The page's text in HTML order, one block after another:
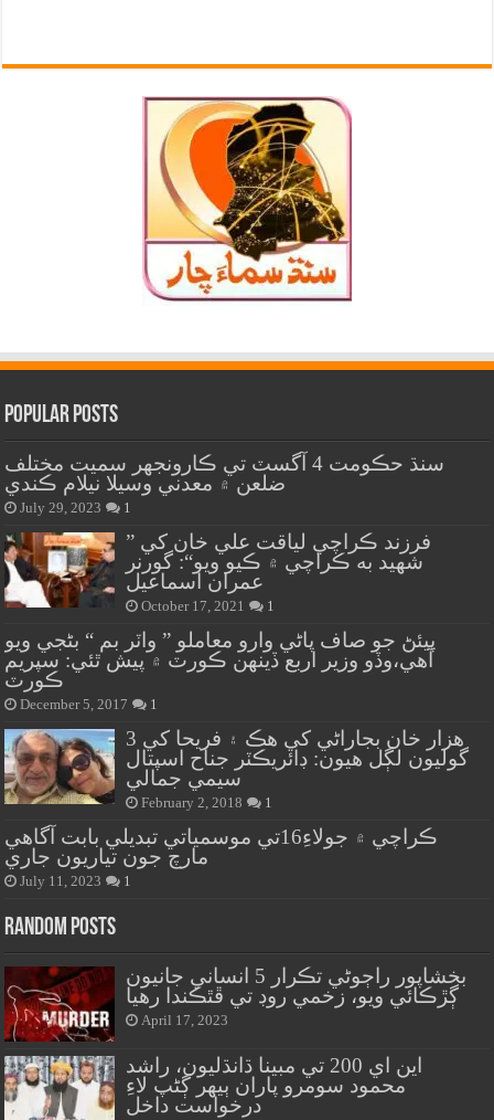
Popular Posts
سنڌ حڪومت 4 آگسٽ تي ڪارونجهر سميت مختلف
ضلعن ۾ معدني وسيلا نيلام ڪندي
July 29, 2023 1
” فرزند ڪراچي لياقت علي خان کي
شهيد به ڪراچي ۾ ڪيو ويو“: گورنر
عمران اسماعيل
October 17, 2021 1
پيئڻ جو صاف پاڻي وارو معاملو ” واٽر بم “ بڻجي ويو
آهي،وڏو وزير اربع ڏينهن ڪورٽ ۾ پيش ٿئي: سپريم
ڪورٽ
December 5, 2017 1
هزار خان بجاراڻي کي هڪ ۽ فريحا کي 3
گوليون لڳل هيون: ڊائريڪٽر جناح اسپتال
سيمي جمالي
February 2, 2018 1
ڪراچي ۾ جولاءِ16تي موسمياتي تبديلي بابت آگاهي
مارچ جون تياريون جاري
July 11, 2023 1
Random Posts
بخشاپور راڄوڻي تڪرار 5 انساني جانيون
ڳڙڪائي ويو، زخمي روڊ تي ڦٿڪندا رهيا
April 17, 2023
اين اي 200 تي مبينا ڌانڌليون، راشد
محمود سومرو پاران ٻيهر ڳڻپ لاءِ
درخواست داخل